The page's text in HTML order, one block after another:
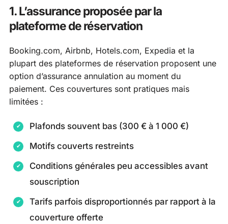
1. L’assurance proposée par la
plateforme de réservation
Booking.com, Airbnb, Hotels.com, Expedia et la
plupart des plateformes de réservation proposent une
option d’assurance annulation au moment du
paiement. Ces couvertures sont pratiques mais
limitées :
Plafonds souvent bas (300 € à 1 000 €)
Motifs couverts restreints
Conditions générales peu accessibles avant
souscription
Tarifs parfois disproportionnés par rapport à la
couverture offerte